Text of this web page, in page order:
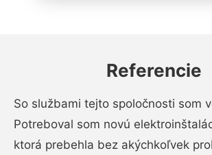
Referencie
So službami tejto spoločnosti som
Potreboval som novú
ktorá prebehla bez akýchkoľvek